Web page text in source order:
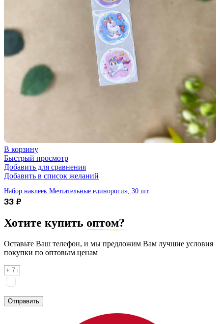
В корзину
Быстрый просмотр
Добавить для сравнения
Добавить в список желаний
Набор наклеек Мечтательные единороги», 30 шт.
33 ₽
Хотите купить оптом?
Оставьте Ваш телефон, и мы предложим Вам лучшие условия
покупки по оптовым ценам
Отправить